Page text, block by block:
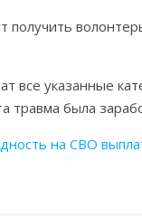
получить
все указанные
травма была
на СВО